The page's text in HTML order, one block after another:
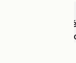
Choisissez,
vélo avec